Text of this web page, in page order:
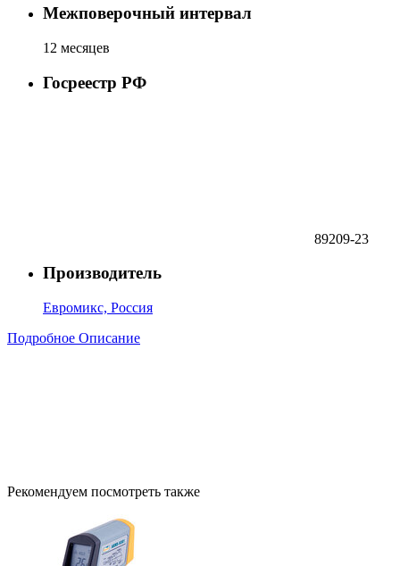
Межповерочный интервал
12 месяцев
Госреестр РФ
89209-23
Производитель
Евромикс, Россия
Подробное Описание
Рекомендуем посмотреть также